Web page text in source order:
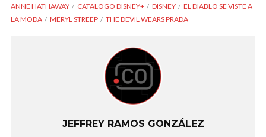
ANNE HATHAWAY CATALOGO DISNEY+ DISNEY
EL DIABLO SE VISTE A
LA MODA
MERYL STREEP THE DEVIL WEARS PRADA
JEFFREY RAMOS GONZÁLEZ